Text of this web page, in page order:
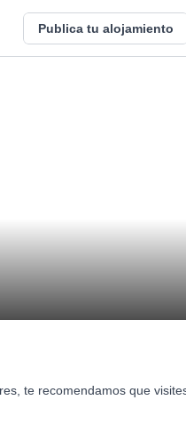
Publica tu alojamiento
te recomendamos que